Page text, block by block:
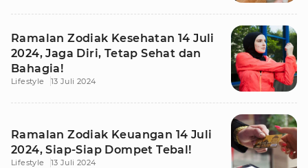
Ramalan Zodiak Kesehatan 14 Juli
2024, Jaga Diri, Tetap Sehat dan
Bahagia!
Lifestyle 13 Juli 2024
Ramalan Zodiak Keuangan 14 Juli
2024, Siap-Siap Dompet Tebal!
Lifestyle 13 Juli 2024